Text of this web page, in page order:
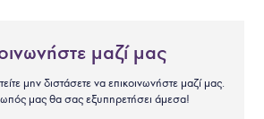
μαζί μας
μην διστάσετε να επικοινωνήστε μαζί μας.
μας θα σας εξυπηρετήσει άμεσα!